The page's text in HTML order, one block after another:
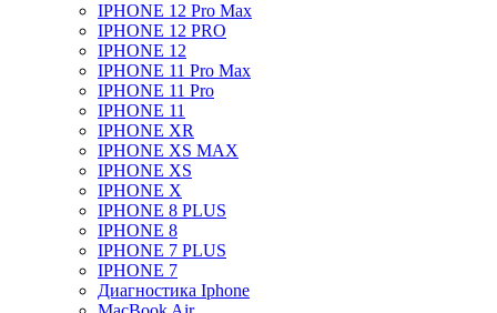
IPHONE 12 Pro Max
IPHONE 12 PRO
IPHONE 12
IPHONE 11 Pro Max
IPHONE 11 Pro
IPHONE 11
IPHONE XR
IPHONE XS MAX
IPHONE XS
IPHONE X
IPHONE 8 PLUS
IPHONE 8
IPHONE 7 PLUS
IPHONE 7
Диагностика Iphone